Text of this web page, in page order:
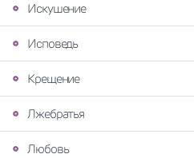
Искушение
Исповедь
Крещение
Лжебратья
Любовь